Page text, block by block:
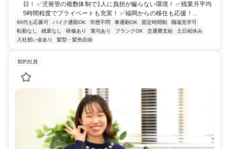
日！ ✅児発管の複数体制で1人に負担が偏らない環境！ ✅残業月平均
5時間程度でプライベートも充実！ ✅福岡からの移住も応援！...
60代も応募可 バイク通勤OK 学歴不問 車通勤OK 固定時間制
職場見学可
転勤なし
残業なし 研修あり 賞与あり ブランクOK 交通費支給
土日祝休み
入社祝い金あり
髪型・髪色自由
契約社員